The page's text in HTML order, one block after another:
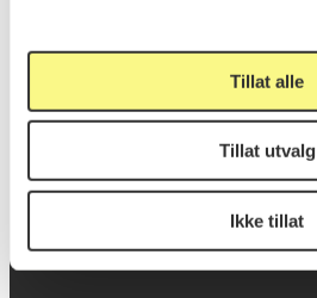
Tillat alle
Tillat utvalg
Ikke tillat
Viktig info
Utbetaling og fakturering
Om opphavsrett
Dokumentasjonsskjema
Last ned logo